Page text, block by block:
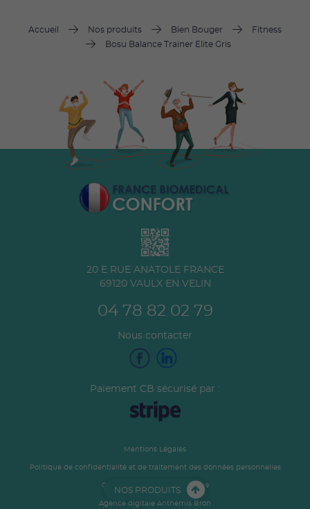
NOS PRODUITS
Accueil Nos produits Bien Bouger
Fitness
Bosu Balance Trainer Elite Gris
20 E RUE ANATOLE FRANCE
69120 VAULX EN VELIN
04 78 82 02 79
Nous contacter
Paiement CB sécurisé par :
Mentions Légales
Politique de confidentialité et de traitement des données personnelles
Conditions générales de vente
Agence digitale Anthemis Bron